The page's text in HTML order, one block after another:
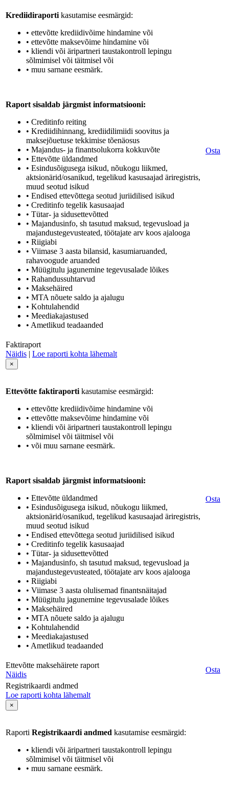
Krediidiraporti kasutamise eesmärgid:
• ettevõtte krediidivõime hindamine või
• ettevõtte maksevõime hindamine või
• kliendi või äripartneri taustakontroll lepingu
sõlmimisel või täitmisel või
• muu sarnane eesmärk.
Raport sisaldab järgmist informatsiooni:
• Creditinfo reiting
• Krediidihinnang, krediidilimiidi soovitus ja
maksejõuetuse tekkimise tõenäosus
• Majandus- ja finantsolukorra kokkuvõte
• Ettevõtte üldandmed
• Esindusõigusega isikud, nõukogu liikmed,
aktsionärid/osanikud, tegelikud kasusaajad äriregistris,
muud seotud isikud
• Endised ettevõttega seotud juriidilised isikud
• Creditinfo tegelik kasusaajad
• Tütar- ja sidusettevõtted
• Majandusinfo, sh tasutud maksud, tegevusload ja
majandustegevusteated, töötajate arv koos ajalooga
• Riigiabi
• Viimase 3 aasta bilansid, kasumiaruanded,
rahavoogude aruanded
• Müügitulu jagunemine tegevusalade lõikes
• Rahandussuhtarvud
• Maksehäired
• MTA nõuete saldo ja ajalugu
• Kohtulahendid
• Meediakajastused
• Ametlikud teadaanded
Osta
Faktiraport
Näidis | Loe raporti kohta lähemalt
×
Ettevõtte faktiraporti kasutamise eesmärgid:
• ettevõtte krediidivõime hindamine või
• ettevõtte maksevõime hindamine või
• kliendi või äripartneri taustakontroll lepingu
sõlmimisel või täitmisel või
• või muu sarnane eesmärk.
Raport sisaldab järgmist informatsiooni:
• Ettevõtte üldandmed
• Esindusõigusega isikud, nõukogu liikmed,
aktsionärid/osanikud, tegelikud kasusaajad äriregistris,
muud seotud isikud
• Endised ettevõttega seotud juriidilised isikud
• Creditinfo tegelik kasusaajad
• Tütar- ja sidusettevõtted
• Majandusinfo, sh tasutud maksud, tegevusload ja
majandustegevusteated, töötajate arv koos ajalooga
• Riigiabi
• Viimase 3 aasta olulisemad finantsnäitajad
• Müügitulu jagunemine tegevusalade lõikes
• Maksehäired
• MTA nõuete saldo ja ajalugu
• Kohtulahendid
• Meediakajastused
• Ametlikud teadaanded
Osta
Ettevõtte maksehäirete raport
Näidis
Osta
Registrikaardi andmed
Loe raporti kohta lähemalt
×
Raporti Registrikaardi andmed kasutamise eesmärgid:
• kliendi või äripartneri taustakontroll lepingu
sõlmimisel või täitmisel või
• muu sarnane eesmärk.